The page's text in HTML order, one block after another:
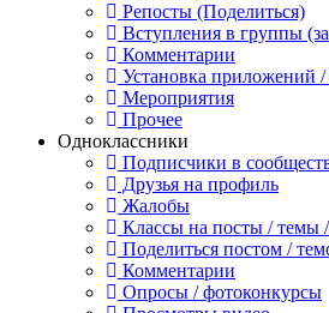
Репосты (Поделиться)
Вступления в группы
Комментарии
Установка приложений /
Мероприятия
Прочее
Одноклассники
Подписчики в
Друзья на профиль
Жалобы
Классы на посты / темы
Поделиться постом /
Комментарии
Опросы / фотоконкурсы